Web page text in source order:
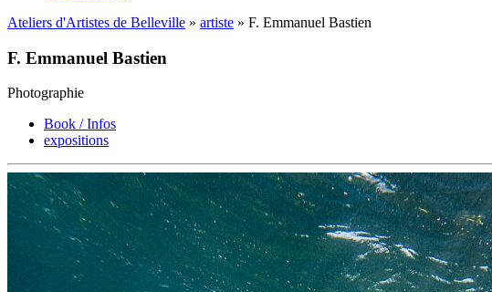
Ateliers d'Artistes de Belleville » artiste » F. Emmanuel Bastien
F. Emmanuel Bastien
Photographie
Book / Infos
expositions